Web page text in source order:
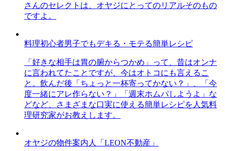
さんのセレクトは、オヤジにとってのリアルそのもの
ですよ。
料理初心者男子でもデキる・モテる簡単レシピ
「好きな相手は胃の腑からつかめ」って、昔はオンナ
に言われてたことですが、今はオトコにも言えるこ
と。飲んだ後「ちょっと一杯寄ってかない？」、「今
度一緒にアレ作らない？」「週末ホムパしようよ」な
どなど、さまざまな口実に使える簡単レシピを人気料
理研究家がお教えします。
オヤジの物件案内人「LEON不動産」